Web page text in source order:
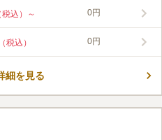
の良さを感じながらお参りすること
には檀信徒はわずか一戸でしたが、
には、子どもの健やかな成長と人々
まが祀られています。
込）～ 0円
税込） 0円
細を見る